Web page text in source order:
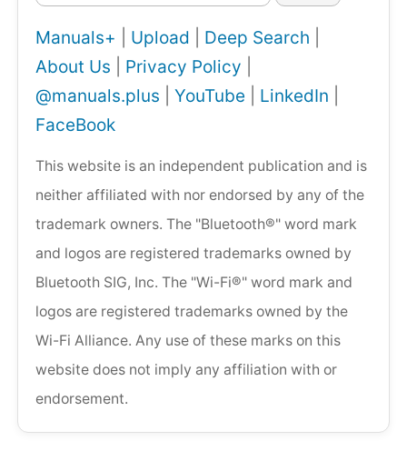
Manuals+ Upload Deep Search
About Us
Privacy Policy
@manuals.plus
YouTube LinkedIn
FaceBook
This website is an independent publication and is
neither affiliated with nor endorsed by any of the
trademark owners. The "Bluetooth®" word mark
and logos are registered trademarks owned by
Bluetooth SIG, Inc. The "Wi-Fi®" word mark and
logos are registered trademarks owned by the
Wi-Fi Alliance. Any use of these marks on this
website does not imply any affiliation with or
endorsement.